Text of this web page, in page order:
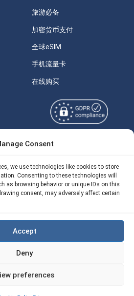
Consent
we use technologies like cookies to store
Consenting to these technologies will
as browsing behavior or unique IDs on this
consent, may adversely affect certain
Accept
Deny
preferences
旅游必备
加密货币支付
全球eSIM
手机流量卡
在线购买
Copyright © 2026
使用条款
隐私政策
Site Map